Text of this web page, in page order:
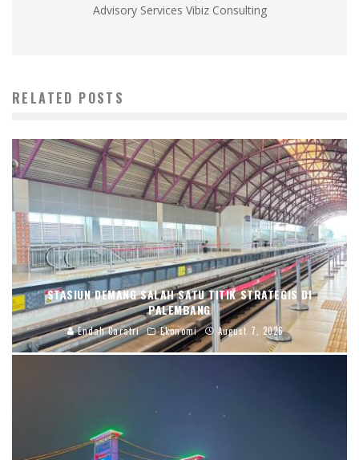
Advisory Services Vibiz Consulting
RELATED POSTS
STASIUN DEMANG SALAH SATU TITIK STRATEGIS DI
PALEMBANG
Endah Caratri Ekonomi August 7, 2026